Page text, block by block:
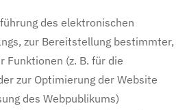
des elektronischen
zur Bereitstellung bestimmter,
Funktionen (z. B. für die
zur Optimierung der Website
des Webpublikums)